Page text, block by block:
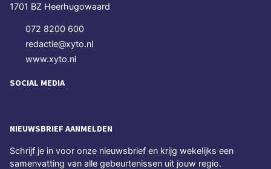
1701 BZ Heerhugowaard
072 8200 600
redactie@xyto.nl
www.xyto.nl
SOCIAL MEDIA
NIEUWSBRIEF AANMELDEN
Schrijf je in voor onze nieuwsbrief en krijg wekelijks een
samenvatting van alle gebeurtenissen uit jouw regio.